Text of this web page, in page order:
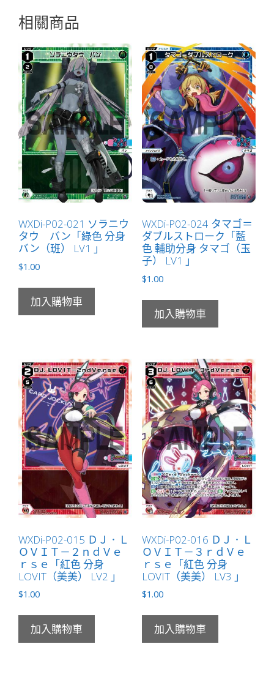
生：
獸
LV3
無
LB」
數
量
相關商品
WXDi-P02-021 ソラニウ
タウ バン「綠色 分身
バン（班） LV1 」
$1.00
加入購物車
WXDi-P02-024 タマゴ＝
ダブルストローク「藍
色 輔助分身 タマゴ（玉
子） LV1 」
$1.00
加入購物車
WXDi-P02-015 ＤＪ．Ｌ
ＯＶＩＴ－２ｎｄＶｅ
ｒｓｅ「紅色 分身
LOVIT（美美） LV2 」
$1.00
加入購物車
WXDi-P02-016 ＤＪ．Ｌ
ＯＶＩＴ－３ｒｄＶｅ
ｒｓｅ「紅色 分身
LOVIT（美美） LV3 」
$1.00
加入購物車